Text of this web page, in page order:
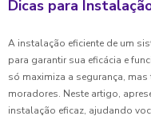
Dicas para
A instalação eficiente de um
para garantir sua eficácia e
só maximiza a segurança,
moradores. Neste artigo,
instalação eficaz, ajudando